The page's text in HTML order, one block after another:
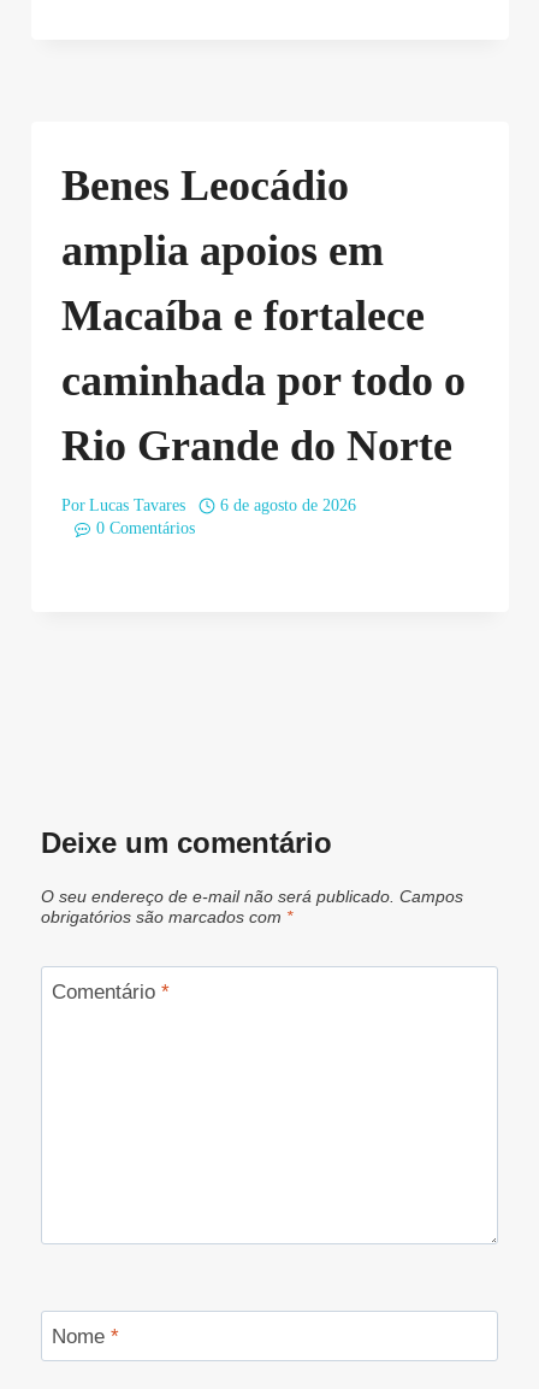
Benes Leocádio
amplia apoios em
Macaíba e fortalece
caminhada por todo o
Rio Grande do Norte
Por Lucas Tavares
6 de agosto de 2026
0 Comentários
Deixe um comentário
O seu endereço de e-mail não será publicado. Campos
obrigatórios são marcados com *
Comentário *
Nome *